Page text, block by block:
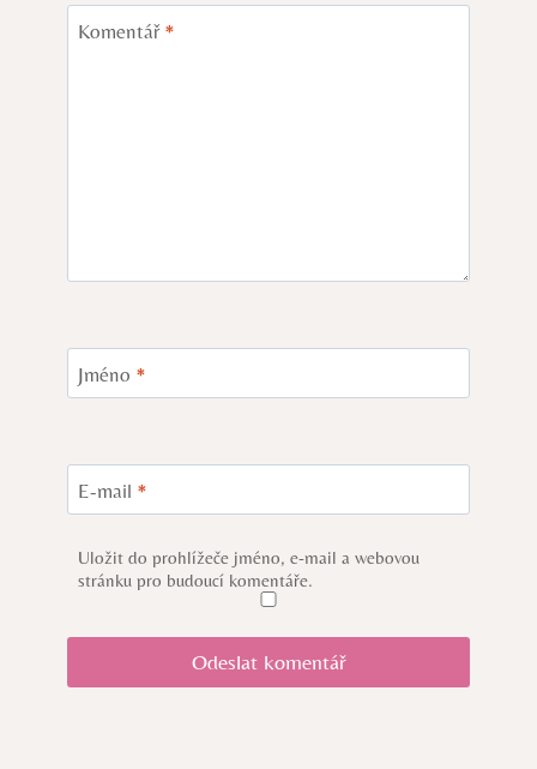
Komentář *
Jméno *
E-mail *
Uložit do prohlížeče jméno, e-mail a webovou
stránku pro budoucí komentáře.